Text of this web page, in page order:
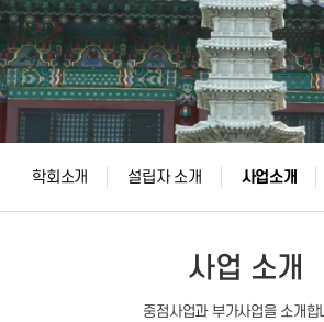
학회소개 설립자 소개 사업소개
사업 소개
중점사업과 부가사업을 소개합